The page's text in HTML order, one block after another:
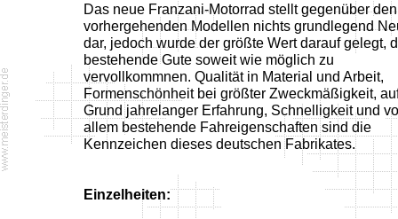
Das neue Franzani-Motorrad stellt gegenüber den
vorhergehenden Modellen nichts grundlegend
dar, jedoch wurde der größte Wert darauf gelegt,
bestehende Gute soweit wie möglich zu
vervollkommnen. Qualität in Material und Arbeit,
Formenschönheit bei größter Zweckmäßigkeit,
Grund jahrelanger Erfahrung, Schnelligkeit und
allem bestehende Fahreigenschaften sind die
Kennzeichen dieses deutschen Fabrikates.
Einzelheiten: